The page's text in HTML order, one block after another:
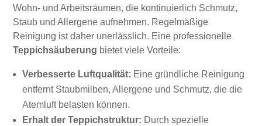
Wohn- und Arbeitsräumen, die kontinuierlich Schmutz,
Staub und Allergene aufnehmen. Regelmäßige
Reinigung ist daher unerlässlich. Eine professionelle
Teppichsäuberung bietet viele Vorteile:
Verbesserte Luftqualität: Eine gründliche Reinigung
entfernt Staubmilben, Allergene und Schmutz, die die
Atemluft belasten können.
Erhalt der Teppichstruktur: Durch spezielle